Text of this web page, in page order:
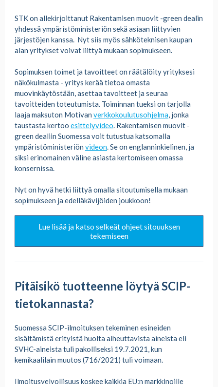
STK on allekirjoittanut Rakentamisen muovit -green dealin
yhdessä ympäristöministeriön sekä asiaan liittyvien
järjestöjen kanssa. Nyt siis myös sähköteknisen kaupan
alan yritykset voivat liittyä mukaan sopimukseen.
Sopimuksen toimet ja tavoitteet on räätälöity yrityksesi
näkökulmasta - yritys kerää tietoa omasta
muovinkäytöstään, asettaa tavoitteet ja seuraa
tavoitteiden toteutumista. Toiminnan tueksi on tarjolla
laaja maksuton Motivan verkkokoulutusohjelma, jonka
taustasta kertoo esittelyvideo. Rakentamisen muovit -
green dealiin Suomessa voit tutustua katsomalla
ympäristöministeriön videon. Se on englanninkielinen, ja
siksi erinomainen väline asiasta kertomiseen omassa
konsernissa.
Nyt on hyvä hetki liittyä omalla sitoutumisella mukaan
sopimukseen ja edelläkävijöiden joukkoon!
Lue lisää ja katso selkeät ohjeet sitouuksen
tekemiseen
Pitäisikö tuotteenne löytyä SCIP-
tietokannasta?
Suomessa SCIP-ilmoituksen tekeminen esineiden
sisältämistä erityistä huolta aiheuttavista aineista eli
SVHC-aineista tuli pakolliseksi 19.7.2021, kun
kemikaalilain muutos (716/2021) tuli voimaan.
Ilmoitusvelvollisuus koskee kaikkia EU:n markkinoille